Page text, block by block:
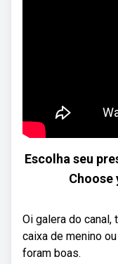
Escolha seu
Choose
Oi galera do canal,
caixa de menino
foram boas.